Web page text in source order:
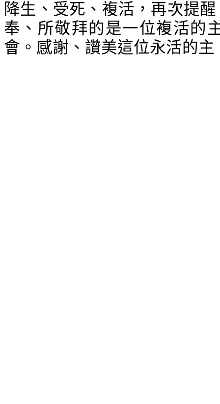
降生、受死、複活，再次提
奉、所敬拜的是一位複活的
會。感謝、讚美這位永活的